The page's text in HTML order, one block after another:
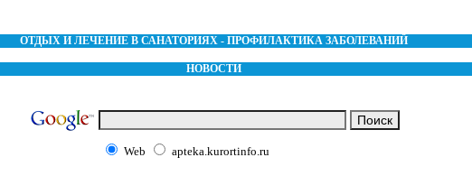
ОТДЫХ И ЛЕЧЕНИЕ В САНАТОРИЯХ - ПРОФИЛАКТИКА ЗАБОЛЕВАНИЙ
НОВОСТИ
Web apteka.kurortinfo.ru